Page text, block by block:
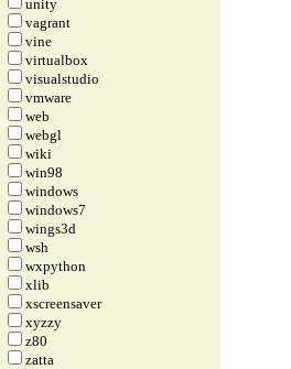
unity
vagrant
vine
virtualbox
visualstudio
vmware
web
webgl
wiki
win98
windows
windows7
wings3d
wsh
wxpython
xlib
xscreensaver
xyzzy
z80
zatta